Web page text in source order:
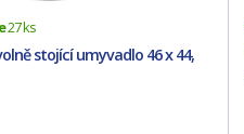
27 ks
stojící umyvadlo 46 x 44,